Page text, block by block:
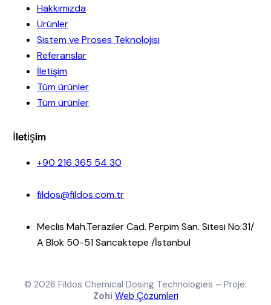
Hakkımızda
Ürünler
Sistem ve Proses Teknolojisi
Referanslar
İletişim
Tüm ürünler
Tüm ürünler
İletişim
+90 216 365 54 30
fildos@fildos.com.tr
Meclis Mah.Teraziler Cad. Perpim San. Sitesi No:31/
A Blok 50-51 Sancaktepe /İstanbul
© 2026 Fildos Chemical Dosing Technologies – Proje:
Zohi Web Çözümleri